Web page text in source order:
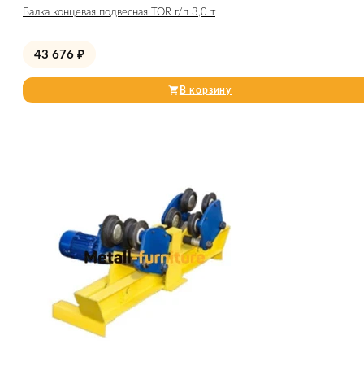
Балка концевая подвесная TOR г/п 3,0 т
43 676 ₽
В корзину